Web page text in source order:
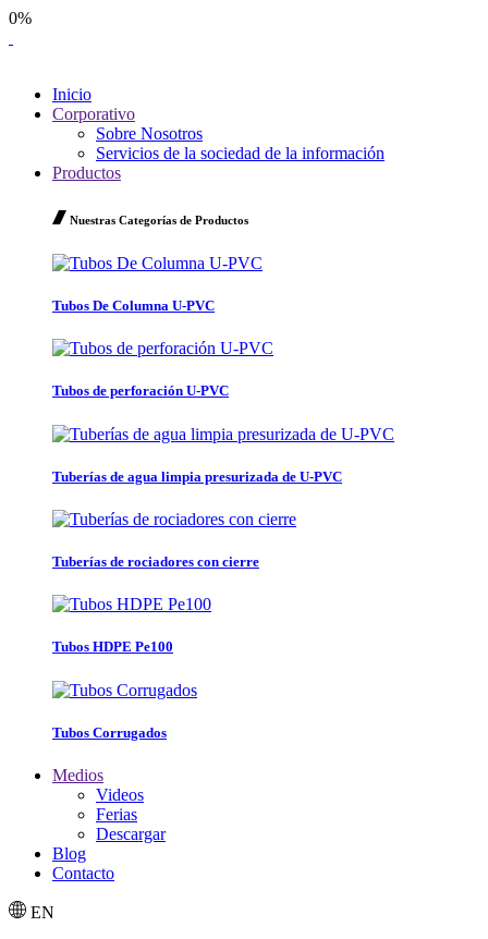
0%
Inicio
Corporativo
Sobre Nosotros
Servicios de la sociedad de la información
Productos
Nuestras Categorías de Productos
Tubos De Columna U-PVC
Tubos de perforación U-PVC
Tuberías de agua limpia presurizada de U-PVC
Tuberías de rociadores con cierre
Tubos HDPE Pe100
Tubos Corrugados
Medios
Videos
Ferias
Descargar
Blog
Contacto
EN